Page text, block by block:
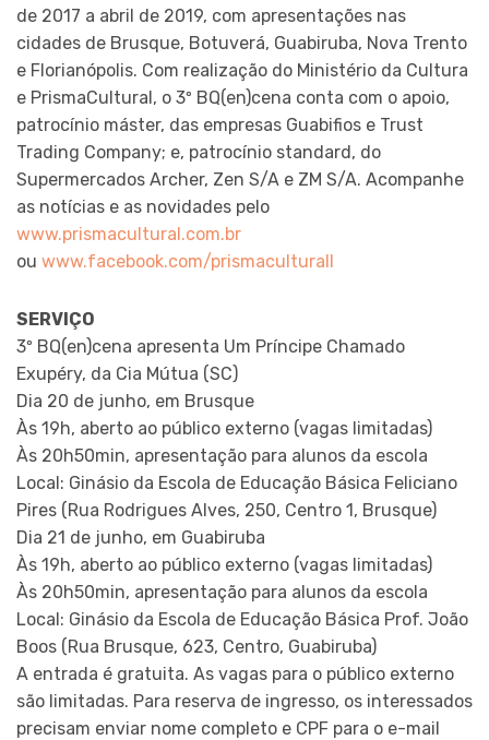
de 2017 a abril de 2019, com apresentações nas
cidades de Brusque, Botuverá, Guabiruba, Nova Trento
e Florianópolis. Com realização do Ministério da Cultura
e PrismaCultural, o 3º BQ(en)cena conta com o apoio,
patrocínio máster, das empresas Guabifios e Trust
Trading Company; e, patrocínio standard, do
Supermercados Archer, Zen S/A e ZM S/A. Acompanhe
as notícias e as novidades pelo
www.prismacultural.com.br
ou www.facebook.com/prismaculturall
SERVIÇO
3º BQ(en)cena apresenta Um Príncipe Chamado
Exupéry, da Cia Mútua (SC)
Dia 20 de junho, em Brusque
Às 19h, aberto ao público externo (vagas limitadas)
Às 20h50min, apresentação para alunos da escola
Local: Ginásio da Escola de Educação Básica Feliciano
Pires (Rua Rodrigues Alves, 250, Centro 1, Brusque)
Dia 21 de junho, em Guabiruba
Às 19h, aberto ao público externo (vagas limitadas)
Às 20h50min, apresentação para alunos da escola
Local: Ginásio da Escola de Educação Básica Prof. João
Boos (Rua Brusque, 623, Centro, Guabiruba)
A entrada é gratuita. As vagas para o público externo
são limitadas. Para reserva de ingresso, os interessados
precisam enviar nome completo e CPF para o e-mail